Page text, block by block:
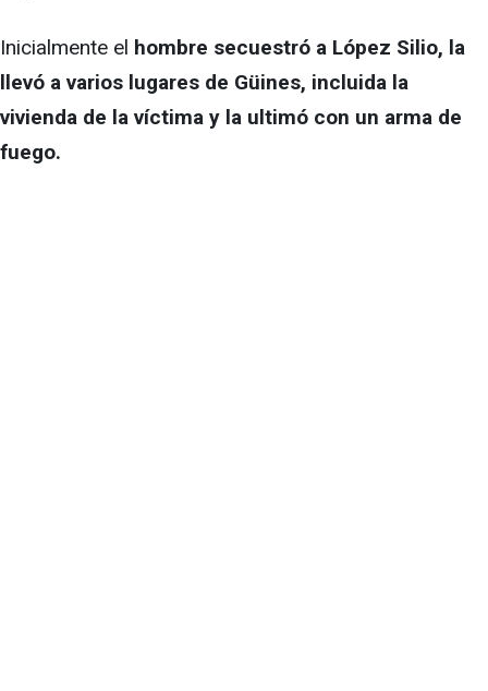
Inicialmente el hombre secuestró a López Silio, la
llevó a varios lugares de Güines, incluida la
vivienda de la víctima y la ultimó con un arma de
fuego.